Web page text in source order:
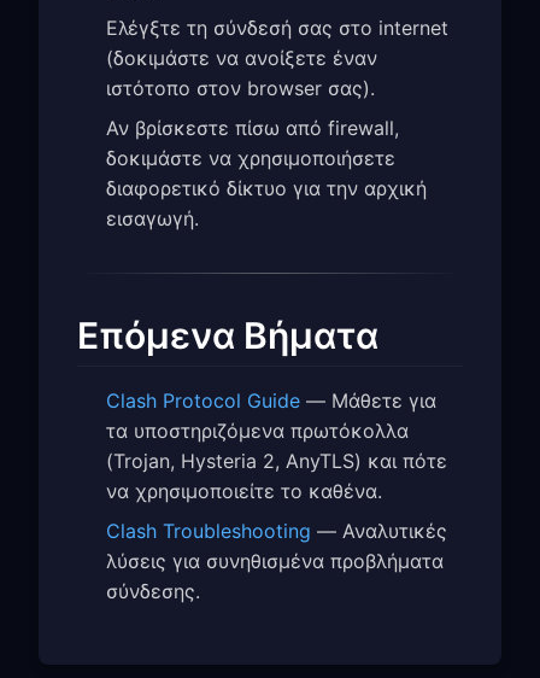
Ελέγξτε τη σύνδεσή σας στο internet
(δοκιμάστε να ανοίξετε έναν
ιστότοπο στον browser σας).
Αν βρίσκεστε πίσω από firewall,
δοκιμάστε να χρησιμοποιήσετε
διαφορετικό δίκτυο για την αρχική
εισαγωγή.
Επόμενα Βήματα
Clash Protocol Guide — Μάθετε για
τα υποστηριζόμενα πρωτόκολλα
(Trojan, Hysteria 2, AnyTLS) και πότε
να χρησιμοποιείτε το καθένα.
Clash Troubleshooting — Αναλυτικές
λύσεις για συνηθισμένα προβλήματα
σύνδεσης.